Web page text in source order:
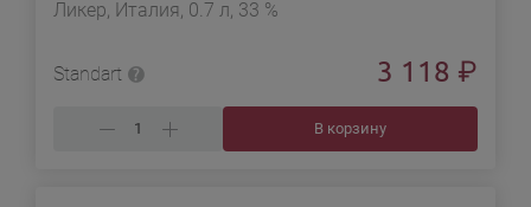
Ликер, Италия, 0.7 л, 33 %
Standart 3 118 ₽
В корзину